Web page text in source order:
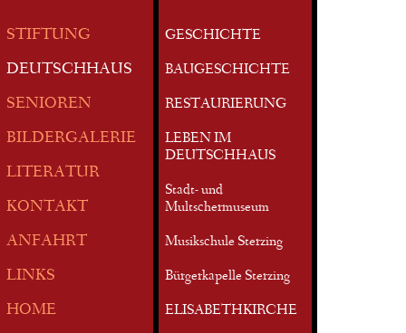
STIFTUNG
DEUTSCHHAUS
SENIOREN
BILDERGALERIE
LITERATUR
KONTAKT
ANFAHRT
LINKS
HOME
GESCHICHTE
BAUGESCHICHTE
RESTAURIERUNG
LEBEN IM
DEUTSCHHAUS
Stadt- und
Multschermuseum
Musikschule Sterzing
Bürgerkapelle Sterzing
ELISABETHKIRCHE